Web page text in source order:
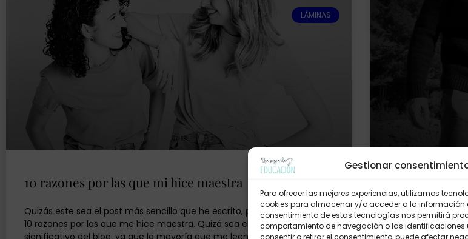
Gestionar
Para ofrecer las mejores experiencias, utilizamos
cookies para almacenar y/o acceder a la información
consentimiento de estas tecnologías nos permitirá
comportamiento de navegación o las identificaciones
consentir o retirar el consentimiento, puede afectar
LÁMINAS
10 razones por las que mi hice maestra
Quizás este sea el post más sencillo que he escrito, pues tengo más de
10 razones por las que me hice maestra. Quizá sea el post más
significativo del blog, ya que la mayoría que me leen
La etiqueta
Quizá este sea
cual tenía más
realidad de la que